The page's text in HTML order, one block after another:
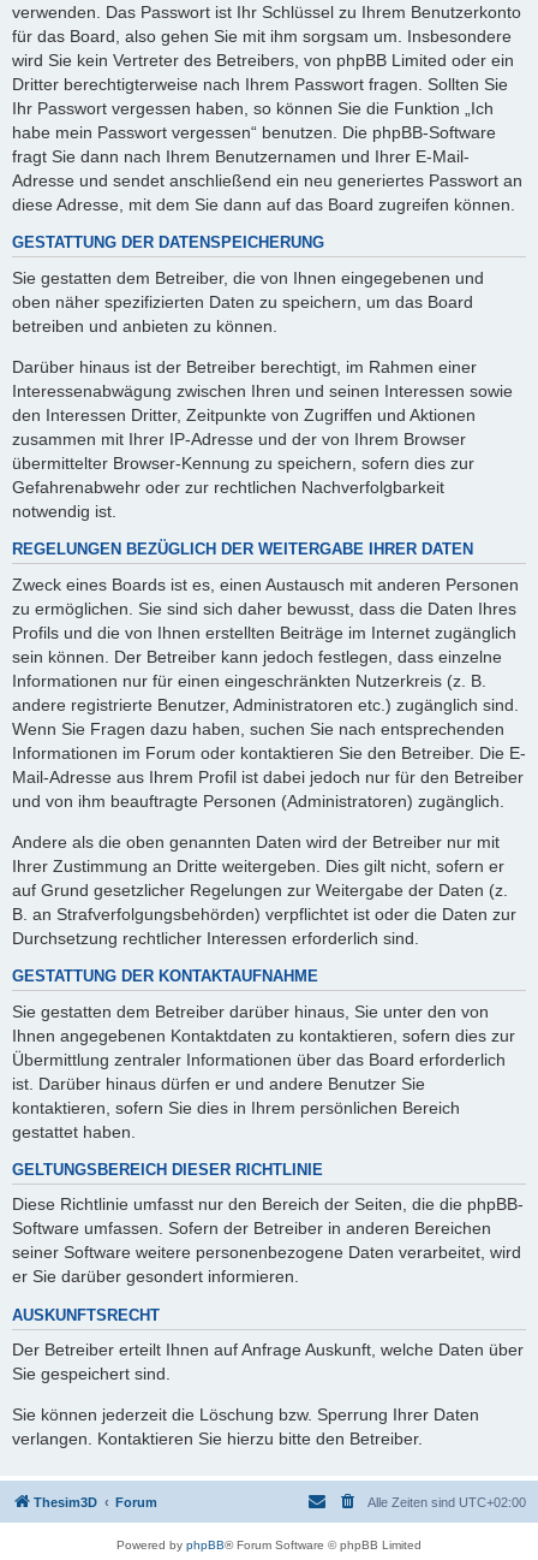
verwenden. Das Passwort ist Ihr Schlüssel zu Ihrem Benutzerkonto
für das Board, also gehen Sie mit ihm sorgsam um. Insbesondere
wird Sie kein Vertreter des Betreibers, von phpBB Limited oder ein
Dritter berechtigterweise nach Ihrem Passwort fragen. Sollten Sie
Ihr Passwort vergessen haben, so können Sie die Funktion „Ich
habe mein Passwort vergessen“ benutzen. Die phpBB-Software
fragt Sie dann nach Ihrem Benutzernamen und Ihrer E-Mail-
Adresse und sendet anschließend ein neu generiertes Passwort an
diese Adresse, mit dem Sie dann auf das Board zugreifen können.
GESTATTUNG DER DATENSPEICHERUNG
Sie gestatten dem Betreiber, die von Ihnen eingegebenen und
oben näher spezifizierten Daten zu speichern, um das Board
betreiben und anbieten zu können.
Darüber hinaus ist der Betreiber berechtigt, im Rahmen einer
Interessenabwägung zwischen Ihren und seinen Interessen sowie
den Interessen Dritter, Zeitpunkte von Zugriffen und Aktionen
zusammen mit Ihrer IP-Adresse und der von Ihrem Browser
übermittelter Browser-Kennung zu speichern, sofern dies zur
Gefahrenabwehr oder zur rechtlichen Nachverfolgbarkeit
notwendig ist.
REGELUNGEN BEZÜGLICH DER WEITERGABE IHRER DATEN
Zweck eines Boards ist es, einen Austausch mit anderen Personen
zu ermöglichen. Sie sind sich daher bewusst, dass die Daten Ihres
Profils und die von Ihnen erstellten Beiträge im Internet zugänglich
sein können. Der Betreiber kann jedoch festlegen, dass einzelne
Informationen nur für einen eingeschränkten Nutzerkreis (z. B.
andere registrierte Benutzer, Administratoren etc.) zugänglich sind.
Wenn Sie Fragen dazu haben, suchen Sie nach entsprechenden
Informationen im Forum oder kontaktieren Sie den Betreiber. Die E-
Mail-Adresse aus Ihrem Profil ist dabei jedoch nur für den Betreiber
und von ihm beauftragte Personen (Administratoren) zugänglich.
Andere als die oben genannten Daten wird der Betreiber nur mit
Ihrer Zustimmung an Dritte weitergeben. Dies gilt nicht, sofern er
auf Grund gesetzlicher Regelungen zur Weitergabe der Daten (z.
B. an Strafverfolgungsbehörden) verpflichtet ist oder die Daten zur
Durchsetzung rechtlicher Interessen erforderlich sind.
GESTATTUNG DER KONTAKTAUFNAHME
Sie gestatten dem Betreiber darüber hinaus, Sie unter den von
Ihnen angegebenen Kontaktdaten zu kontaktieren, sofern dies zur
Übermittlung zentraler Informationen über das Board erforderlich
ist. Darüber hinaus dürfen er und andere Benutzer Sie
kontaktieren, sofern Sie dies in Ihrem persönlichen Bereich
gestattet haben.
GELTUNGSBEREICH DIESER RICHTLINIE
Diese Richtlinie umfasst nur den Bereich der Seiten, die die phpBB-
Software umfassen. Sofern der Betreiber in anderen Bereichen
seiner Software weitere personenbezogene Daten verarbeitet, wird
er Sie darüber gesondert informieren.
AUSKUNFTSRECHT
Der Betreiber erteilt Ihnen auf Anfrage Auskunft, welche Daten über
Sie gespeichert sind.
Sie können jederzeit die Löschung bzw. Sperrung Ihrer Daten
verlangen. Kontaktieren Sie hierzu bitte den Betreiber.
Thesim3D Forum Alle Zeiten sind UTC+02:00
Powered by phpBB® Forum Software © phpBB Limited